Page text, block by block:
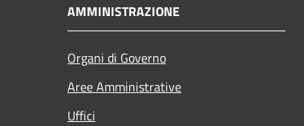
AMMINISTRAZIONE
Organi di Governo
Aree Amministrative
Uffici